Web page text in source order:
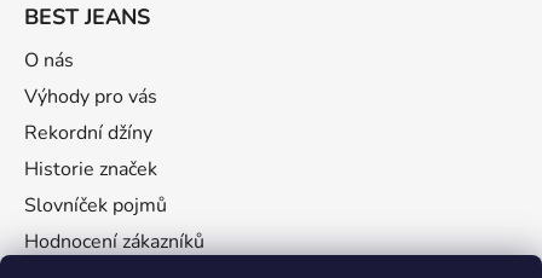
BEST JEANS
O nás
Výhody pro vás
Rekordní džíny
Historie značek
Slovníček pojmů
Hodnocení zákazníků